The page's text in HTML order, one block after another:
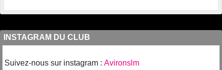
INSTAGRAM DU CLUB
Suivez-nous sur instagram : Avironslm